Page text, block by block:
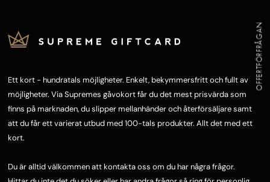
Ett kort - hundratals möjligheter. Enkelt, bekymmersfritt och fullt av
möjligheter. Via Supremes gåvokort får du det mest prisvärda som
finns på marknaden, du slipper mellanhänder och återförsäljare samt
att du får ett varierat utbud med 100-tals produkter. Allt det med ett
kort.
Du är alltid välkommen att kontakta oss om du har några frågor.
OFFERTFÖRFRÅGAN